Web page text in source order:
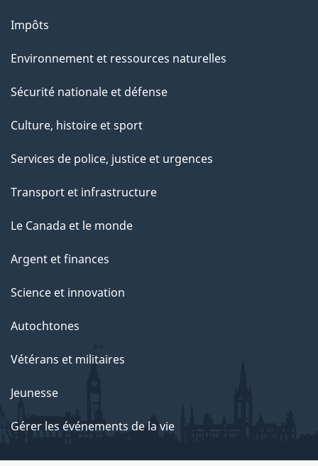
Impôts
Environnement et ressources naturelles
Sécurité nationale et défense
Culture, histoire et sport
Services de police, justice et urgences
Transport et infrastructure
Le Canada et le monde
Argent et finances
Science et innovation
Autochtones
Vétérans et militaires
Jeunesse
Gérer les événements de la vie